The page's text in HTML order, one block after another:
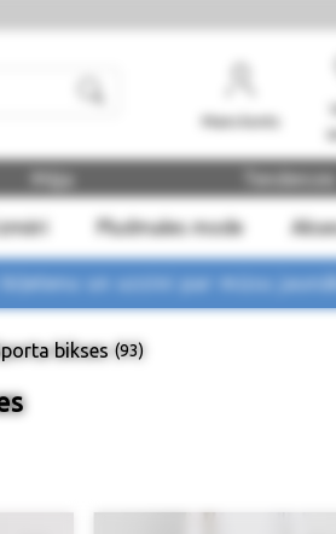
Mans konts
Pludmales mode
Māja Tendences
biļetenu un uzzini par mūsu
bikses (93)